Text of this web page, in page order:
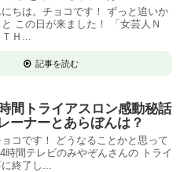
ちは。チョコです！ ずっと追いか
この日が来ました！ 「女芸人Ｎ
Ｈ...
記事を読む
間トライアスロン感動秘話
ーナーとあらぼんは？
コです！ どうなることかと思って
時間テレビのみやぞんさんの トライ
終了し...